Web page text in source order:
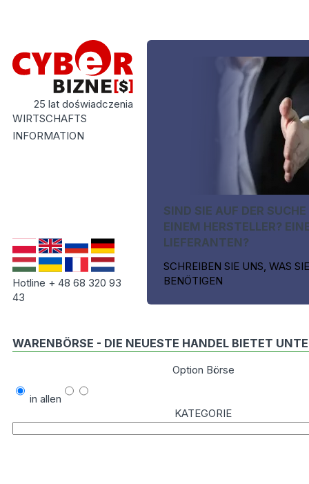
25 lat doświadczenia
WIRTSCHAFTS
INFORMATION
Hotline + 48 68 320 93
43
SIND SIE AUF DER
EINEM HERSTELLER?
LIEFERANTEN?
SCHREIBEN SIE UNS, WAS SIE
BENÖTIGEN
WARENBÖRSE - DIE NEUESTE HANDEL BIETET
Option Börse
in allen
KATEGORIE